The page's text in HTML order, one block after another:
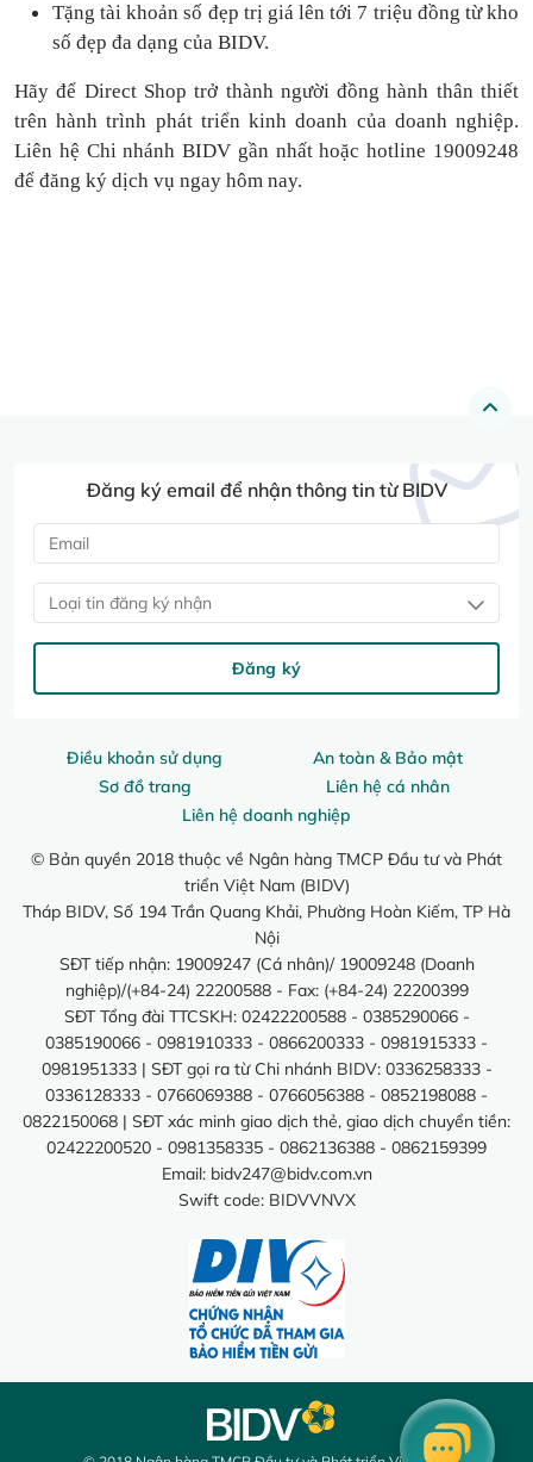
Tặngtài khoản số đẹp trị giá lên tới 7 triệu đồng từ kho
số đẹp đa dạng của BIDV.
Hãy để Direct Shop trở thành người đồng hành thân thiết
trên hành trình phát triển kinh doanh của doanh nghiệp.
Liên hệ Chi nhánh BIDV gần nhất hoặc hotline 19009248
để đăng ký dịch vụ ngay hôm nay.
Điều khoản sử dụng
An toàn & Bảo mật
Sơ đồ trang
Liên hệ cá nhân
Liên hệ doanh nghiệp
© Bản quyền 2018 thuộc về Ngân hàng TMCP Đầu tư và Phát
triển Việt Nam (BIDV)
Tháp BIDV, Số 194 Trần Quang Khải, Phường Hoàn Kiếm, TP Hà
Nội
SĐT tiếp nhận: 19009247 (Cá nhân)/ 19009248 (Doanh
nghiệp)/(+84-24) 22200588 - Fax: (+84-24) 22200399
SĐT Tổng đài TTCSKH: 02422200588 - 0385290066 -
0385190066 - 0981910333 - 0866200333 - 0981915333 -
0981951333 | SĐT gọi ra từ Chi nhánh BIDV: 0336258333 -
0336128333 - 0766069388 - 0766056388 - 0852198088 -
0822150068 | SĐT xác minh giao dịch thẻ, giao dịch chuyển tiền:
02422200520 - 0981358335 - 0862136388 - 0862159399
Email: bidv247@bidv.com.vn
Swift code: BIDVVNVX
Đăng ký email để nhận thông tin từ BIDV
Loại tin đăng ký nhận
Đăng ký